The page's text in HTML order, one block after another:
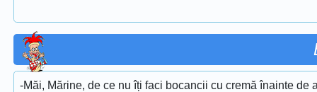
-Măi, Mărine, de ce nu îți faci bocancii cu cremă înainte de